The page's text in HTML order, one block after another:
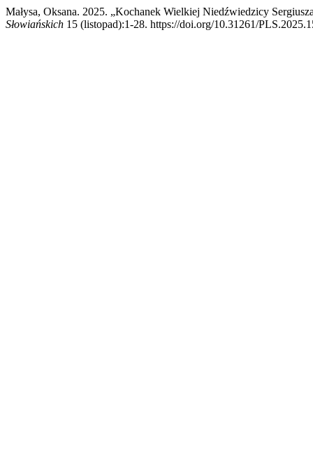
Małysa, Oksana. 2025. „Kochanek Wielkiej Niedźwiedzicy
Słowiańskich 15 (listopad):1-28. https://doi.org/10.31261/